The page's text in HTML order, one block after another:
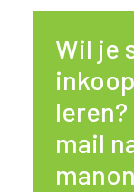
Wil je
mail